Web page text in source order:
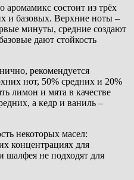
аромамикс состоит из трёх
и базовых. Верхние ноты –
минуты, средние создают
дают стойкость
рекомендуется
нот, 50% средних и 20%
лимон и мята в качестве
а кедр и ваниль –
некоторых масел:
концентрациях для
шалфея не подходят для